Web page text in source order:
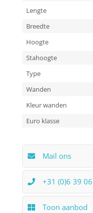
Lengte
Breedte
Hoogte
Stahoogte
Type
Wanden
Kleur wanden
Euro klasse
Mail ons
+31 (0)6 39
Toon aanbod